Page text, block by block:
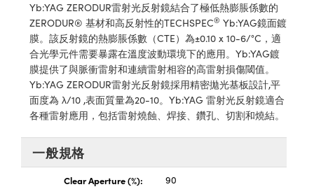
Sputtering) Coated Optics |
濺鍍）鍍膜光學元件
Elements (DOE) | 繞射光
Targets | 顯微鏡標靶
Stage Micrometers | 刻劃板或
Mechanics | 顯微鏡用結構件
目鏡
and Couplers | 中繼鏡或耦合鏡
and Optomechanics |
| 模擬相機
Optical Company
Components
Labs™
Yb:YAG ZERODUR雷射光反射鏡結合了極低熱膨脹係數的
ZERODUR® 基材和高反射性的TECHSPEC® Yb:YAG鏡面鍍
膜。該反射鏡的熱膨脹係數（CTE）為±0.10 x 10-6/°C，適
合光學元件需要暴露在溫度波動環境下的應用。Yb:YAG鍍
膜提供了與脈衝雷射和連續雷射相容的高雷射損傷閾值。
Yb:YAG ZERODUR雷射光反射鏡採用精密拋光基板設計,平
面度為 λ/10 ,表面質量為20-10。Yb:YAG 雷射光反射鏡適合
各種雷射應用，包括雷射燒蝕、焊接、鑽孔、切割和燒結。
一般規格
Clear Aperture (%):
90